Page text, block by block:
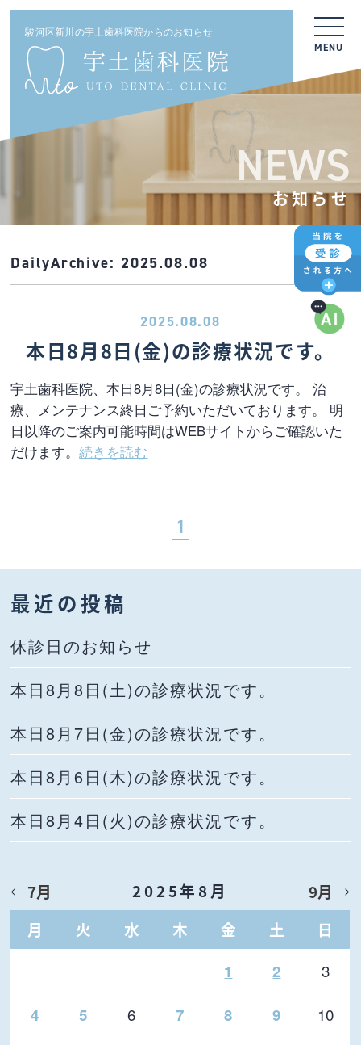
駿河区新川の宇土歯科医院からのお知らせ
MENU
NEWS
お知らせ
DailyArchive: 2025.08.08
2025.08.08
本日8月8日(金)の診療状況です。
宇土歯科医院、本日8月8日(金)の診療状況です。 治
療、メンテナンス終日ご予約いただいております。 明
日以降のご案内可能時間はWEBサイトからご確認いた
だけます。続きを読む
1
最近の投稿
休診日のお知らせ
本日8月8日(土)の診療状況です。
本日8月7日(金)の診療状況です。
本日8月6日(木)の診療状況です。
本日8月4日(火)の診療状況です。
2025年8月
月
火 水 木 金 土 日
7月 9月
1 2 3
4 5 6 7 8 9
10